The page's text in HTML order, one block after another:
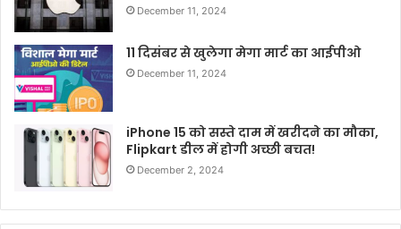
December 11, 2024
11 दिसंबर से खुलेगा मेगा मार्ट का आईपीओ
December 11, 2024
iPhone 15 को सस्ते दाम में खरीदने का मौका,
Flipkart डील में होगी अच्छी बचत!
December 2, 2024